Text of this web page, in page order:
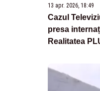
13 apr. 2026, 18:49
Cazul
presa
Realitatea